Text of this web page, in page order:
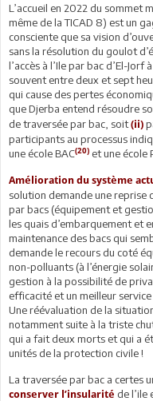
L’accueil en 2022 du sommet
même de la TICAD 8) est un
consciente que sa vision
sans la résolution du goulot
l’accès à l’Ile par bac d’El-
souvent entre deux et sept
qui cause des pertes
que Djerba entend résoudre
de traversée par bac, soit(ii)
participants au processus
une école BAC(20) et une école
Amélioration du système
solution demande une reprise
par bacs (équipement et
les quais d’embarquement et
maintenance des bacs qui
demande le recours du coté
non-polluants (à l’énergie
gestion à la possibilité de
efficacité et un meilleur
Une réévaluation de la
notamment suite à la triste
qui a fait deux morts et qui a
unités de la protection civile !
La traversée par bac a certes
conserver l’insularité de l’ile